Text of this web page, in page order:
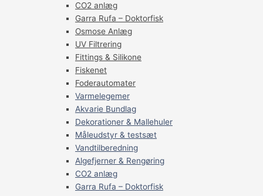
CO2 anlæg
Garra Rufa – Doktorfisk
Osmose Anlæg
UV Filtrering
Fittings & Silikone
Fiskenet
Foderautomater
Varmelegemer
Akvarie Bundlag
Dekorationer & Mallehuler
Måleudstyr & testsæt
Vandtilberedning
Algefjerner & Rengøring
CO2 anlæg
Garra Rufa – Doktorfisk